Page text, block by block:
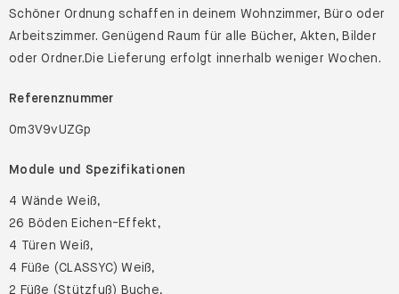
233cm sind kein Problem. Optional sind hochwertige
Schubladen aus Multiplex & Push-To-Open Türen möglich.
Schöner Ordnung schaffen in deinem Wohnzimmer, Büro oder
oder Ordner.Die Lieferung erfolgt innerhalb weniger Wochen.
Referenznummer
0m3V9vUZGp
Module und Spezifikationen
4 Wände Weiß,
26 Böden Eichen-Effekt,
4 Türen Weiß,